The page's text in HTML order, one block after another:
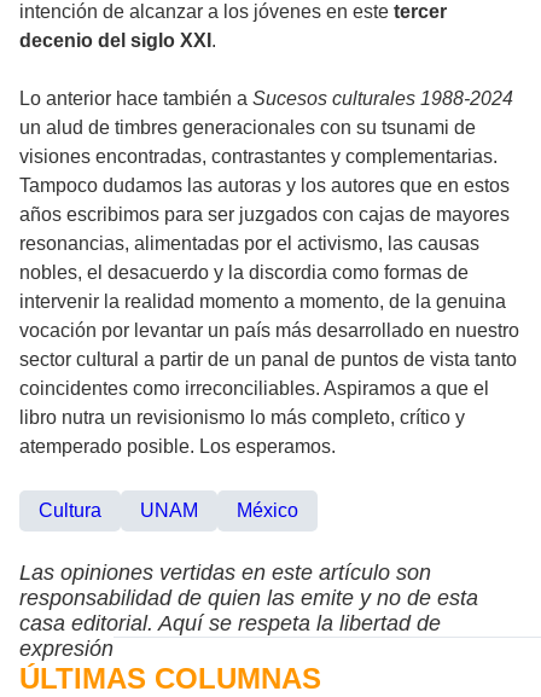
intención de alcanzar a los jóvenes en este tercer
decenio del siglo XXI .
Lo anterior hace también a Sucesos culturales 1988-2024
un alud de timbres generacionales con su tsunami de
visiones encontradas, contrastantes y complementarias.
Tampoco dudamos las autoras y los autores que en estos
años escribimos para ser juzgados con cajas de mayores
resonancias, alimentadas por el activismo, las causas
nobles, el desacuerdo y la discordia como formas de
intervenir la realidad momento a momento, de la genuina
vocación por levantar un país más desarrollado en nuestro
sector cultural a partir de un panal de puntos de vista tanto
coincidentes como irreconciliables. Aspiramos a que el
libro nutra un revisionismo lo más completo, crítico y
atemperado posible. Los esperamos.
Cultura UNAM México
Las opiniones vertidas en este artículo son
responsabilidad de quien las emite y no de esta
casa editorial. Aquí se respeta la libertad de
expresión
ÚLTIMAS COLUMNAS